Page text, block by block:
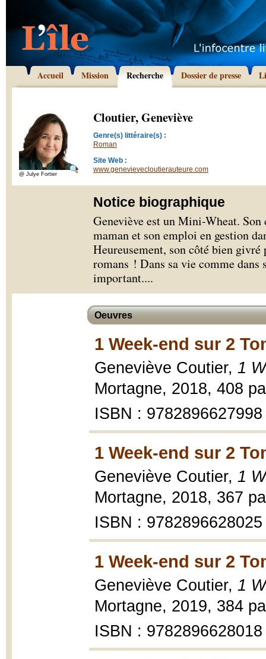
Accueil Mission Recherche Dossier de presse
@ Julye Fortier
Cloutier, Geneviève
Genre(s) littéraire(s) :
Roman
Site Web :
www.genevievecloutierauteure.com
Notice biographique
Geneviève est un Mini-Wheat.
maman et son emploi en gestion
Heureusement, son côté bien givré
romans ! Dans sa vie comme dans
important....
Oeuvres
1 Week-end sur 2
Geneviève Coutier, 1
Mortagne, 2018, 408
ISBN : 9782896627998
1 Week-end sur 2
Geneviève Coutier, 1
Mortagne, 2018, 367
ISBN : 9782896628025
1 Week-end sur 2
Geneviève Coutier, 1
Mortagne, 2019, 384
ISBN : 9782896628018